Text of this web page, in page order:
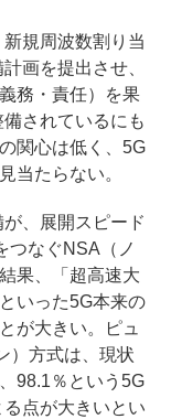
規周波数割り当
画を提出させ、
務・責任）を果
されているにも
関心は低く、5G
当たらない。
、展開スピード
つなぐNSA（ノ
果、「超高速大
いった5G本来の
が大きい。ピュ
）方式は、現状
98.1％という5G
点が大きいとい